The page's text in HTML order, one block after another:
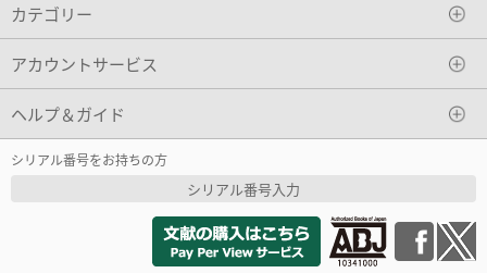
カテゴリー
アカウントサービス
ヘルプ＆ガイド
シリアル番号をお持ちの方
シリアル番号入力